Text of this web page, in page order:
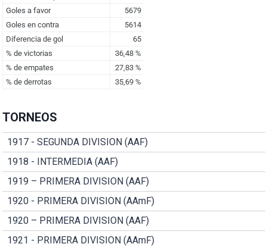
TORNEOS
1917 - SEGUNDA DIVISION (AAF)
1918 - INTERMEDIA (AAF)
1919 – PRIMERA DIVISION (AAF)
1920 - PRIMERA DIVISION (AAmF)
1920 – PRIMERA DIVISION (AAF)
1921 - PRIMERA DIVISION (AAmF)